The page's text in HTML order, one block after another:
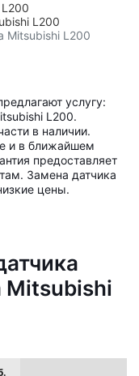
L200
Mitsubishi L200
услугу:
L200.
в наличии.
и в ближайшем
предоставляет
Замена датчика
цены.
Mitsubishi